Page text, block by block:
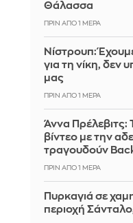
Θάλασσα
ΠΡΙΝ ΑΠΌ 1 ΜΈΡΑ
Νίστρουπ:
για τη νίκη, δεν
μας
ΠΡΙΝ ΑΠΌ 1 ΜΈΡΑ
Άννα
βίντεο με την
τραγουδούν
ΠΡΙΝ ΑΠΌ 1 ΜΈΡΑ
Πυρκαγιά σε
περιοχή